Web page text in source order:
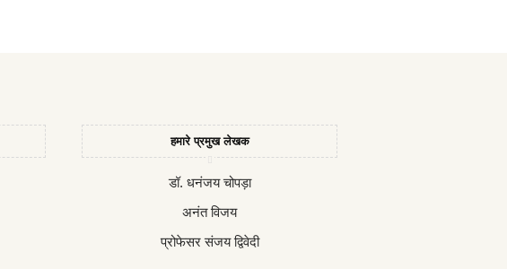
हमारे प्रमुख लेखक
डॉ. धनंजय चोपड़ा
अनंत विजय
प्रोफेसर संजय द्विवेदी